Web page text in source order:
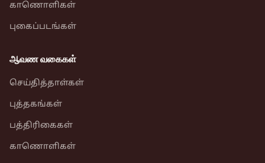
காணொளிகள்
புகைப்படங்கள்
ஆவண வகைகள்
செய்தித்தாள்கள்
புத்தகங்கள்
பத்திரிகைகள்
காணொளிகள்